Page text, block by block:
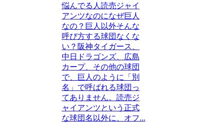
悩んでる人読売ジャイ
アンツなのになぜ巨人
なの？巨人以外そんな
呼び方する球団なくな
い？阪神タイガース、
中日ドラゴンズ、広島
カープ、その他の球団
で、巨人のように「別
名」で呼ばれる球団っ
てありません。読売ジ
ャイアンツという正式
な球団名以外に、オフ...